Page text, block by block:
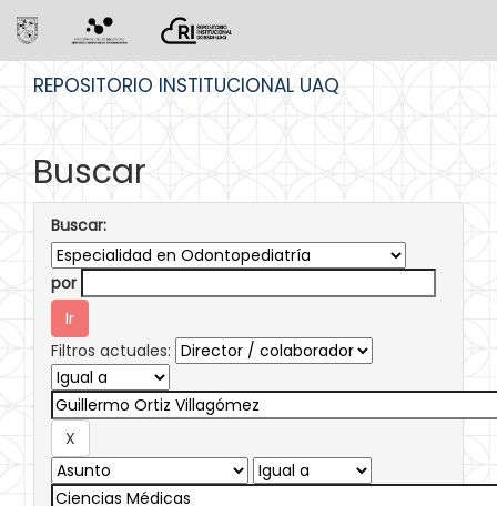
REPOSITORIO INSTITUCIONAL UAQ
Buscar
Buscar:
por
Filtros actuales: